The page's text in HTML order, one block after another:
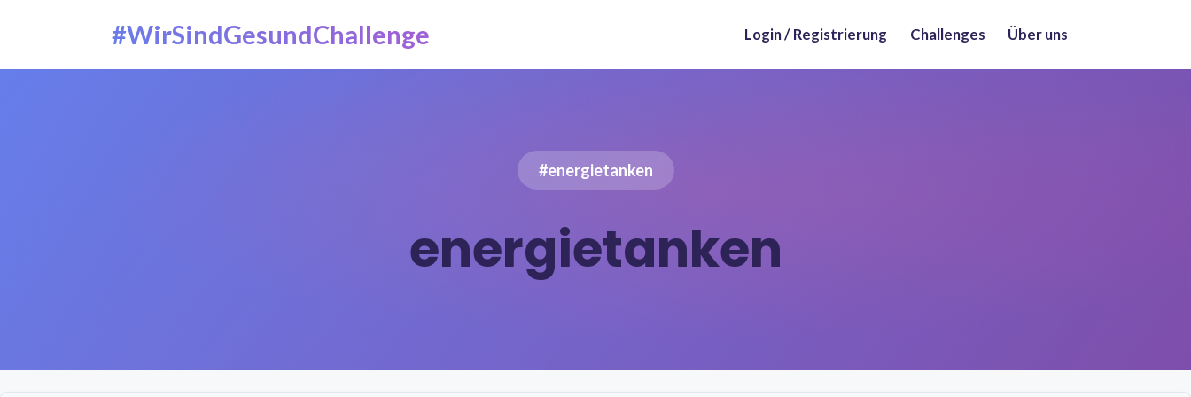
#WirSindGesundChallenge Login / Registrierung Challenges Über uns
#energietanken
energietanken